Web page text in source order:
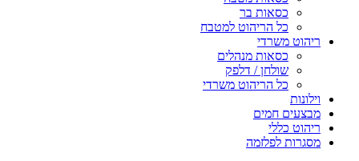
כסאות בר
כל הריהוט למטבח
ריהוט משרדי
כסאות מנהלים
שולחן / דלפק
כל הריהוט משרדי
וילונות
מבצעים חמים
ריהוט כללי
מסגרות לפלזמה